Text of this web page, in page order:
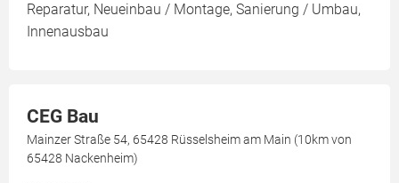
Reparatur, Neueinbau / Montage, Sanierung / Umbau,
Innenausbau
CEG Bau
Mainzer Straße 54, 65428 Rüsselsheim am Main (10km von
65428 Nackenheim)